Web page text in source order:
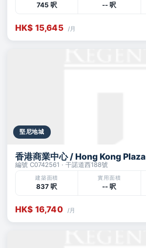
745 呎 -- 呎
HK$ 15,645 /月
堅尼地城
香港商業中心 / Hong Kong Plaza
編號 C0742561 · 干諾道西188號
建築面積
837 呎
實用面積
-- 呎
HK$ 16,740 /月